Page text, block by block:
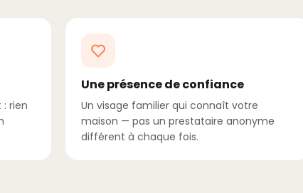
rien
Une présence de confiance
Un visage familier qui connaît votre
maison — pas un prestataire anonyme
différent à chaque fois.